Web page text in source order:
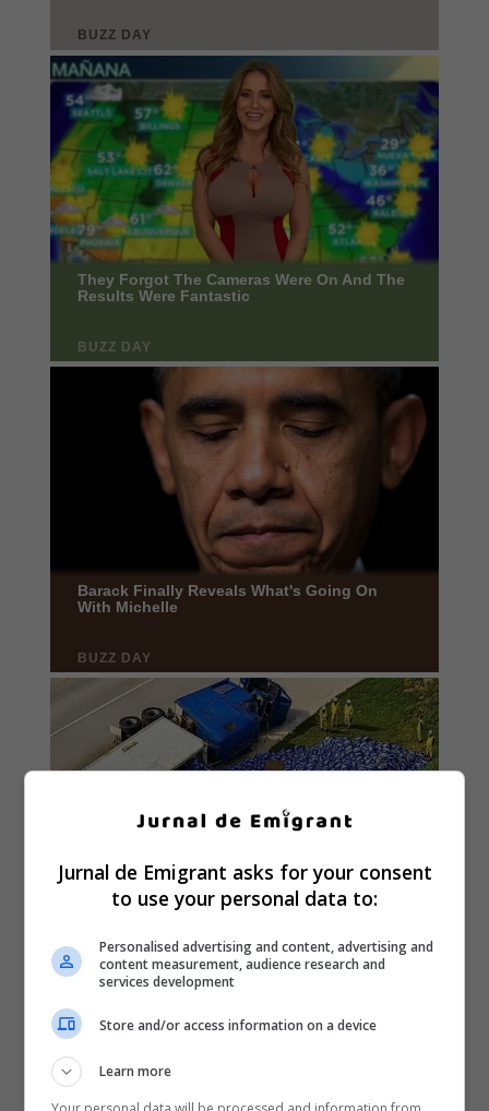
Jurnal de Emigrant asks for your consent
to use your personal data to:
Personalised advertising and content, advertising and
content measurement, audience research and
services development
Store and/or access information on a device
Learn more